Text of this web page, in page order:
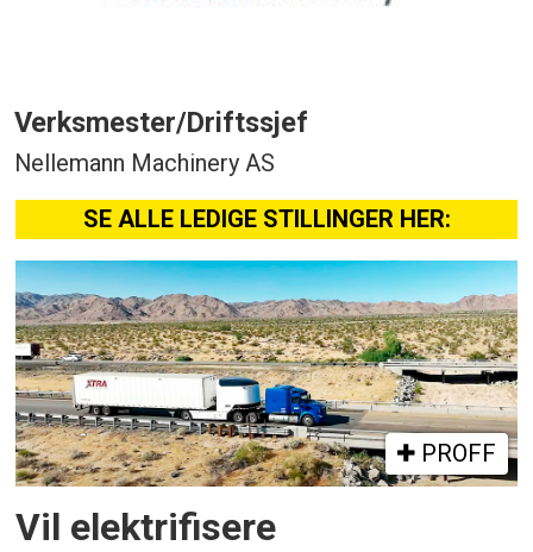
Verksmester/Driftssjef
Nellemann Machinery AS
SE ALLE LEDIGE STILLINGER HER:
PROFF
Vil elektrifisere